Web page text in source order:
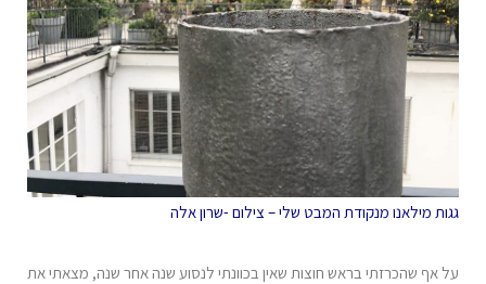
גגות מילאנו מנקודת המבט שלי – צילום -שרון אלה
על אף שהכרזתי בראש חוצות שאין בכוונתי לנסוע שנה אחר שנה, מצאתי את